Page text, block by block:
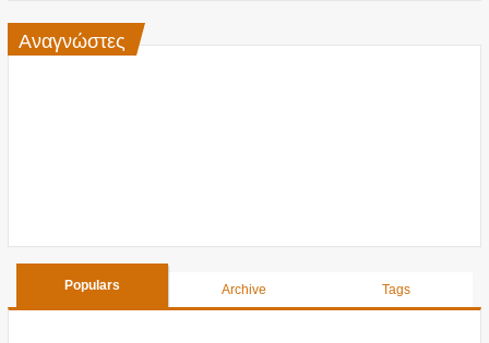
Αναγνώστες
Populars Archive Tags